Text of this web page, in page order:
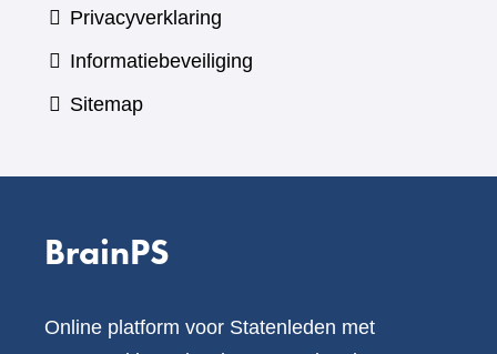
Privacyverklaring
Informatiebeveiliging
Sitemap
BrainPS
Online platform voor Statenleden met